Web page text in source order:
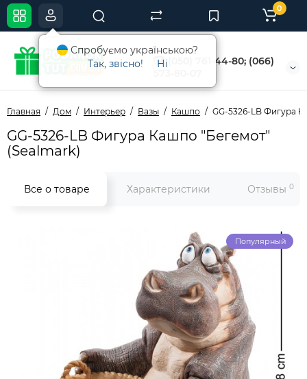
(050) 761-44-80; (066)
0
Главная Дом Интерьер Вазы Кашпо GG-5326-LB Фигура
GG-5326-LB Фигура Кашпо "Бегемот"
(Sealmark)
Все о товаре Характеристики Отзывы 0
Популярный
Спробуємо українською?
Так, звісно!
Ні